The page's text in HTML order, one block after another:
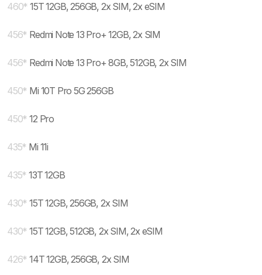
460* 15T 12GB, 256GB, 2x SIM, 2x eSIM
456* Redmi Note 13 Pro+ 12GB, 2x SIM
456* Redmi Note 13 Pro+ 8GB, 512GB, 2x SIM
450* Mi 10T Pro 5G 256GB
450* 12 Pro
435* Mi 11i
435* 13T 12GB
430* 15T 12GB, 256GB, 2x SIM
430* 15T 12GB, 512GB, 2x SIM, 2x eSIM
426* 14T 12GB, 256GB, 2x SIM